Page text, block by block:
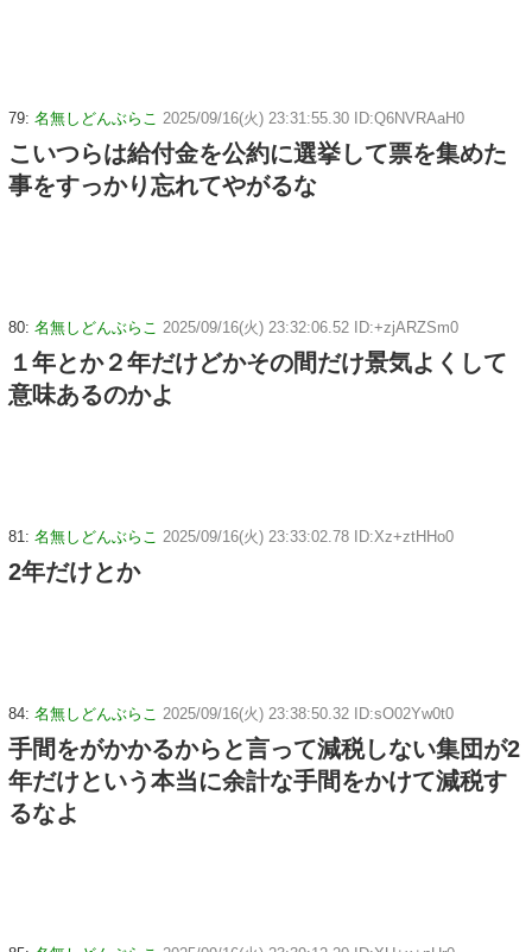
79: 名無しどんぶらこ 2025/09/16(火) 23:31:55.30 ID:Q6NVRAaH0
こいつらは給付金を公約に選挙して票を集めた
事をすっかり忘れてやがるな
80: 名無しどんぶらこ 2025/09/16(火) 23:32:06.52 ID:+zjARZSm0
１年とか２年だけどかその間だけ景気よくして
意味あるのかよ
81: 名無しどんぶらこ 2025/09/16(火) 23:33:02.78 ID:Xz+ztHHo0
2年だけとか
84: 名無しどんぶらこ 2025/09/16(火) 23:38:50.32 ID:sO02Yw0t0
手間をがかかるからと言って減税しない集団が2
年だけという本当に余計な手間をかけて減税す
るなよ